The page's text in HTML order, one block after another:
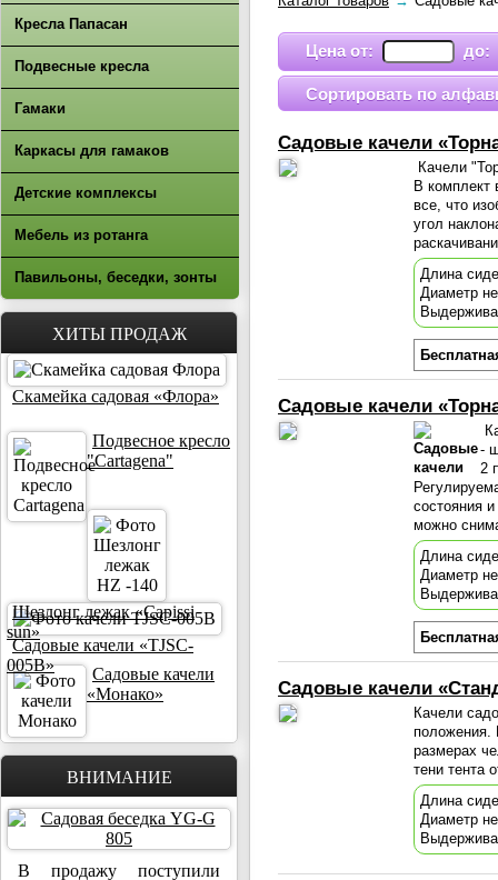
Кресла Папасан
Подвесные кресла
Гамаки
Каркасы для гамаков
Детские комплексы
Мебель из ротанга
Павильоны, беседки, зонты
ХИТЫ ПРОДАЖ
Скамейка садовая «Флора»
Подвесное кресло
"Cartagena"
Шезлонг лежак «Capissi
sun»
Садовые качели «TJSC-
005B»
Садовые качели
«Монако»
ВНИМАНИЕ
В продажу поступили
Цена от: до:
Сортировать по
Садовые качели
Качели
В комплект
все, что
угол
Длина
Диаметр
Садовые качели
-
2
состояния
можно
Длина
Диаметр
Садовые качели
Качели
положения.
размерах
тени тента
Длина
Диаметр